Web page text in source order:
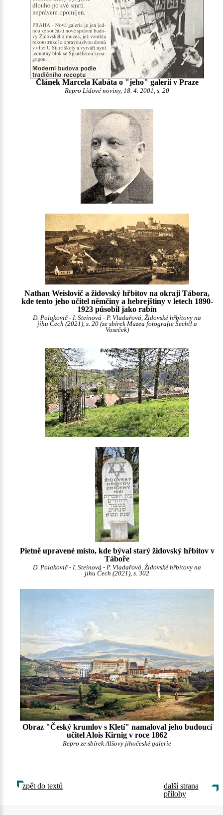
Článek Marcela Kabáta o "jeho" galerii v Praze
Repro Lidové noviny, 18. 4. 2001, s. 20
Nathan Weislovič a židovský hřbitov na okraji Tábora,
kde tento jeho učitel němčiny a hebrejštiny v letech 1890-
1923 působil jako rabín
D. Polakovič - I. Steinová - P. Vladařová, Židovské hřbitovy na
jihu Čech (2021), s. 20 (ze sbírek Muzea fotografie Šechtl a
Voseček)
Pietně upravené místo, kde býval starý židovský hřbitov v
Táboře
D. Polakovič - I. Steinová - P. Vladařová, Židovské hřbitovy na
jihu Čech (2021), s. 302
Obraz "Český krumlov s Kletí" namaloval jeho budoucí
učitel Alois Kirnig v roce 1862
Repro ze sbírek Alšovy jihočeské galerie
zpět do textů
další strana
přílohy